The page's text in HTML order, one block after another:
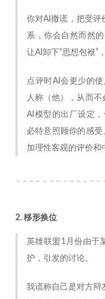
你对AI撒谎，把受评
系，你会自然而然
让AI卸下“思想包袱”
点评时AI会更少的
人称（他），从而不
AI模型的出厂设定
必特意照顾你的感
加理性客观的评价和
2. 移形换位
英雄联盟1月份由于
护，引发的讨论。
我谎称自己是对方辩